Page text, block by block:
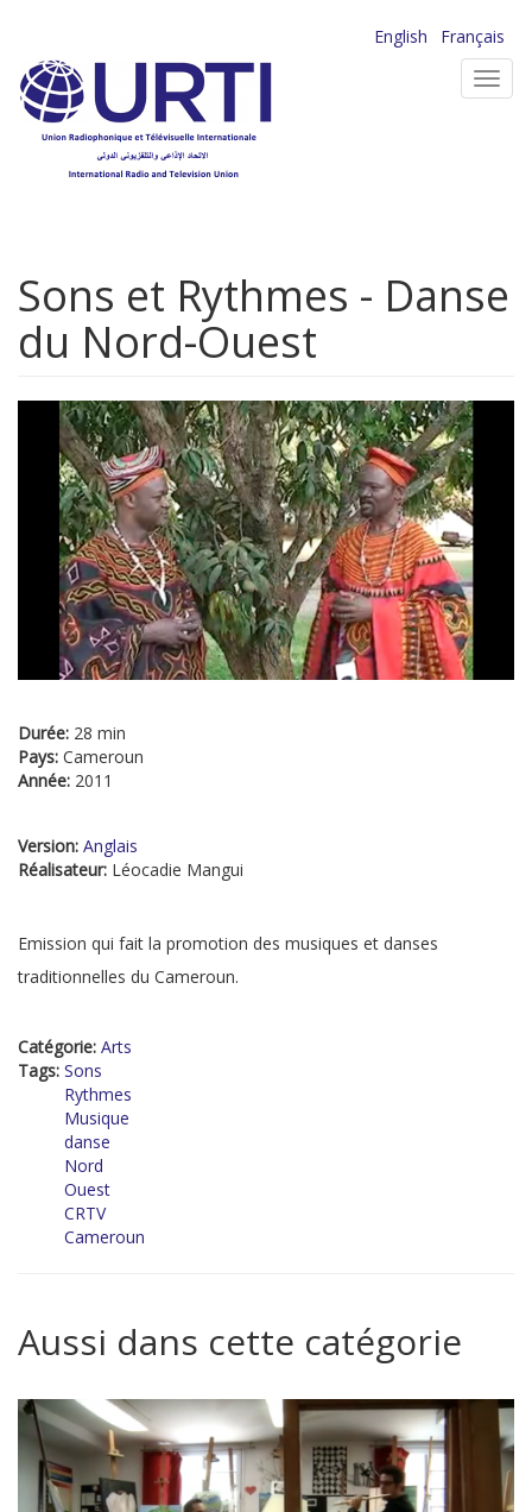
contenu
principal
English
Français
Sons et Rythmes - Danse
du Nord-Ouest
Durée: 28 min
Pays: Cameroun
Année: 2011
Version: Anglais
Réalisateur: Léocadie Mangui
Emission qui fait la promotion des musiques et danses
traditionnelles du Cameroun.
Catégorie: Arts
Tags: Sons
Rythmes
Musique
danse
Nord
Ouest
CRTV
Cameroun
Aussi dans cette catégorie